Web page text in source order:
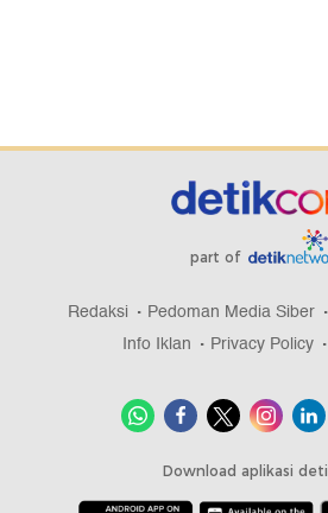
part of
Redaksi Pedoman Media Siber
Info Iklan
Privacy Policy
Download aplikasi